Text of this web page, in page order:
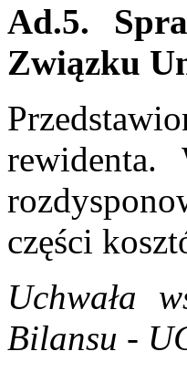
Ad.5.
Związku
części
Uchwała
Bilansu -